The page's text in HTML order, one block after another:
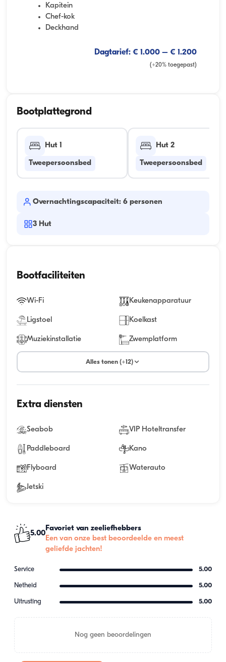
Kapitein
Chef-kok
Deckhand
Dagtarief: € 1.000 – € 1.200
(+20% toegepast)
Bootplattegrond
Hut 1
Tweepersoonsbed
Hut 2
Tweepersoonsbed
Overnachtingscapaciteit: 6 personen
3 Hut
Bootfaciliteiten
Wi-Fi Keukenapparatuur
Ligstoel Koelkast
Muziekinstallatie Zwemplatform
Alles tonen (+12)
Extra diensten
Seabob VIP Hoteltransfer
Paddleboard Kano
Flyboard Waterauto
Jetski
5.00
Favoriet van zeeliefhebbers
Een van onze best beoordeelde en meest
geliefde jachten!
Service 5.00
Netheid 5.00
Uitrusting 5.00
Nog geen beoordelingen